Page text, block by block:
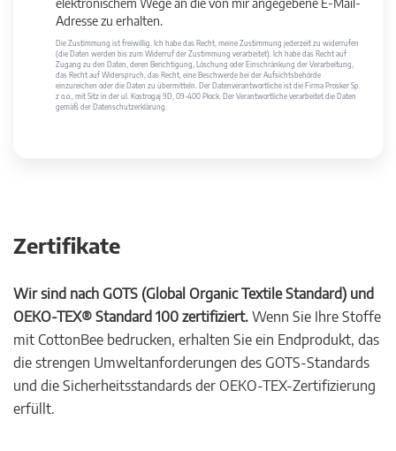
elektronischem Wege an die von mir angegebene E-Mail-
Adresse zu erhalten.
Die Zustimmung ist freiwillig. Ich habe das Recht, meine Zustimmung jederzeit zu widerrufen
(die Daten werden bis zum Widerruf der Zustimmung verarbeitet). Ich habe das Recht auf
Zugang zu den Daten, deren Berichtigung, Löschung oder Einschränkung der Verarbeitung,
das Recht auf Widerspruch, das Recht, eine Beschwerde bei der Aufsichtsbehörde
einzureichen oder die Daten zu übermitteln. Der Datenverantwortliche ist die Firma Prosker Sp.
z o.o., mit Sitz in der ul. Kostrogaj 9D, 09-400 Płock. Der Verantwortliche verarbeitet die Daten
gemäß der Datenschutzerklärung.
Zertifikate
Wir sind nach GOTS (Global Organic Textile Standard) und
OEKO-TEX® Standard 100 zertifiziert. Wenn Sie Ihre Stoffe
mit CottonBee bedrucken, erhalten Sie ein Endprodukt, das
die strengen Umweltanforderungen des GOTS-Standards
und die Sicherheitsstandards der OEKO-TEX-Zertifizierung
erfüllt.